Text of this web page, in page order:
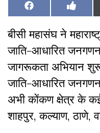
Share
on
Facebook Share
on
Like
on
बीसी महासंघ ने
जाति-आधारित
जागरूकता अभियान
जाति-आधारित
अभी कोंकण क्षेत्र के
शाहपुर, कल्याण, ठाणे,